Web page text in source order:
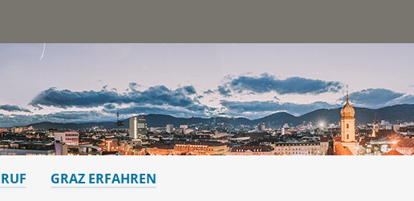
GRAZ ERFAHREN